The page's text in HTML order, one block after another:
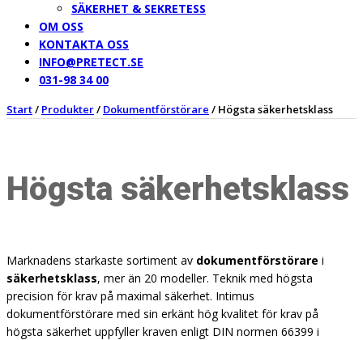
SÄKERHET & SEKRETESS
OM OSS
KONTAKTA OSS
INFO@PRETECT.SE
031-98 34 00
Start/ Produkter/ Dokumentförstörare / Högsta säkerhetsklass
Högsta säkerhetsklass
Marknadens starkaste sortiment av dokumentförstörare i
säkerhetsklass, mer än 20 modeller. Teknik med högsta
precision för krav på maximal säkerhet. Intimus
dokumentförstörare med sin erkänt hög kvalitet för krav på
högsta säkerhet uppfyller kraven enligt DIN normen 66399 i